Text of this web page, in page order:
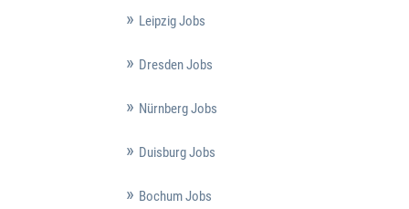
Leipzig Jobs
Dresden Jobs
Nürnberg Jobs
Duisburg Jobs
Bochum Jobs